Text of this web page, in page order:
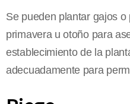
Se pueden plantar gajos
primavera u otoño para
establecimiento de la
adecuadamente para